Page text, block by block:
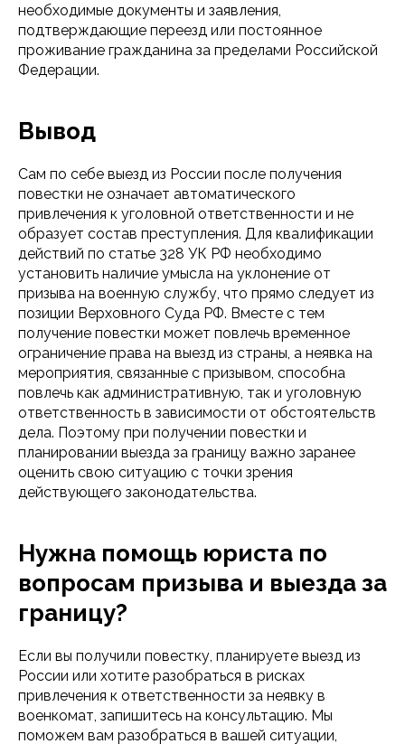
необходимые документы и заявления,
подтверждающие переезд или постоянное
проживание гражданина за пределами Российской
Федерации.
Вывод
Сам по себе выезд из России после получения
повестки не означает автоматического
привлечения к уголовной ответственности и не
образует состав преступления. Для квалификации
действий по статье 328 УК РФ необходимо
установить наличие умысла на уклонение от
призыва на военную службу, что прямо следует из
позиции Верховного Суда РФ. Вместе с тем
получение повестки может повлечь временное
ограничение права на выезд из страны, а неявка на
мероприятия, связанные с призывом, способна
повлечь как административную, так и уголовную
ответственность в зависимости от обстоятельств
дела. Поэтому при получении повестки и
планировании выезда за границу важно заранее
оценить свою ситуацию с точки зрения
действующего законодательства.
Нужна помощь юриста по
вопросам призыва и выезда за
границу?
Если вы получили повестку, планируете выезд из
России или хотите разобраться в рисках
привлечения к ответственности за неявку в
военкомат, запишитесь на консультацию. Мы
поможем вам разобраться в вашей ситуации,